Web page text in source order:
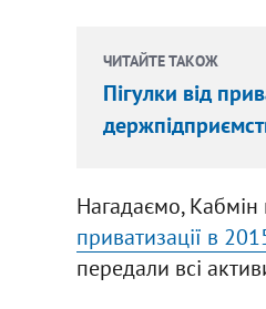
ЧИТАЙТЕ ТАКОЖ
Пігулки від
Нагадаємо,
приватизації в
передали всі